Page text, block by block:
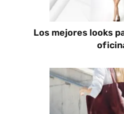
Los mejores looks